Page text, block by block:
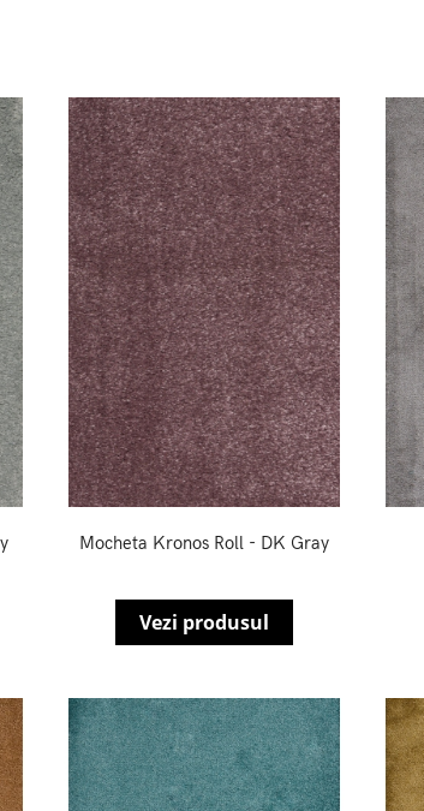
Mocheta Kronos Roll - DK Gray
Vezi produsul